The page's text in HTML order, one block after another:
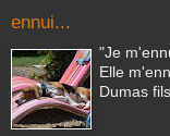
ennui...
"Je
Elle
Dumas